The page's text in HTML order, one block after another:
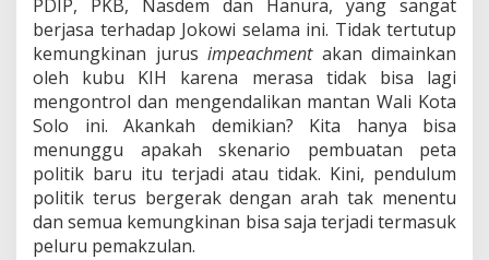
PDIP, PKB, Nasdem dan Hanura, yang sangat
berjasa terhadap Jokowi selama ini. Tidak tertutup
kemungkinan jurus impeachmentakan dimainkan
oleh kubu KIH karena merasa tidak bisa lagi
mengontrol dan mengendalikan mantan Wali Kota
Solo ini. Akankah demikian? Kita hanya bisa
menunggu apakah skenario pembuatan peta
politik baru itu terjadi atau tidak. Kini, pendulum
politik terus bergerak dengan arah tak menentu
dan semua kemungkinan bisa saja terjadi termasuk
peluru pemakzulan.